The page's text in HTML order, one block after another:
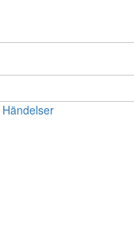
Händelser